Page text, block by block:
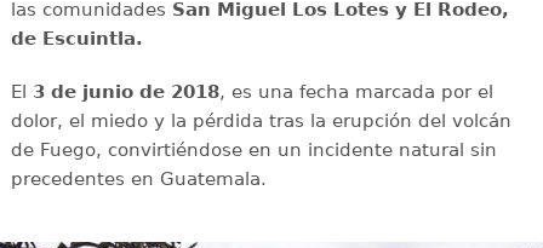
las comunidades San Miguel Los Lotes y El Rodeo,
de Escuintla.
El 3 de junio de 2018, es una fecha marcada por el
dolor, el miedo y la pérdida tras la erupción del volcán
de Fuego, convirtiéndose en un incidente natural sin
precedentes en Guatemala.